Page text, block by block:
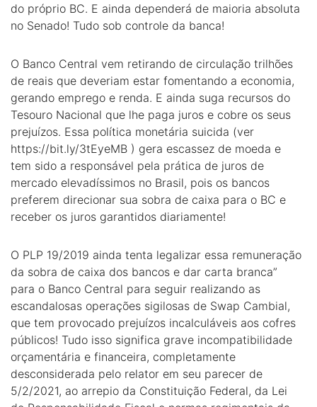
do próprio BC. E ainda dependerá de maioria absoluta
no Senado! Tudo sob controle da banca!
O Banco Central vem retirando de circulação trilhões
de reais que deveriam estar fomentando a economia,
gerando emprego e renda. E ainda suga recursos do
Tesouro Nacional que lhe paga juros e cobre os seus
prejuízos. Essa política monetária suicida (ver
https://bit.ly/3tEyeMB ) gera escassez de moeda e
tem sido a responsável pela prática de juros de
mercado elevadíssimos no Brasil, pois os bancos
preferem direcionar sua sobra de caixa para o BC e
receber os juros garantidos diariamente!
O PLP 19/2019 ainda tenta legalizar essa remuneração
da sobra de caixa dos bancos e dar carta branca”
para o Banco Central para seguir realizando as
escandalosas operações sigilosas de Swap Cambial,
que tem provocado prejuízos incalculáveis aos cofres
públicos! Tudo isso significa grave incompatibilidade
orçamentária e financeira, completamente
desconsiderada pelo relator em seu parecer de
5/2/2021, ao arrepio da Constituição Federal, da Lei